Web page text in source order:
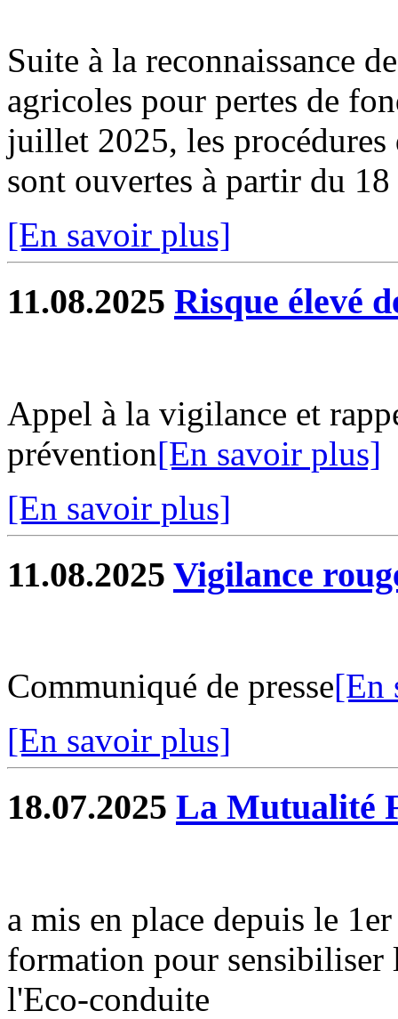
Suite à la reconnaissance
agricoles pour pertes de
juillet 2025, les procédures
sont ouvertes à partir du
[En savoir plus]
11.08.2025 Risque élevé
Appel à la vigilance et
prévention[En savoir plus]
[En savoir plus]
11.08.2025 Vigilance
Communiqué de presse[En
[En savoir plus]
18.07.2025 La Mutualité
a mis en place depuis le
formation pour sensibiliser
l'Eco-conduite